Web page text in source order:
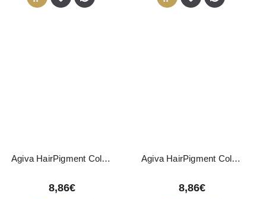
Agiva HairPigment Color Wax Ash 01 120g
8,86€
Agiva HairPigment Color Wax Black 02 120g
8,86€